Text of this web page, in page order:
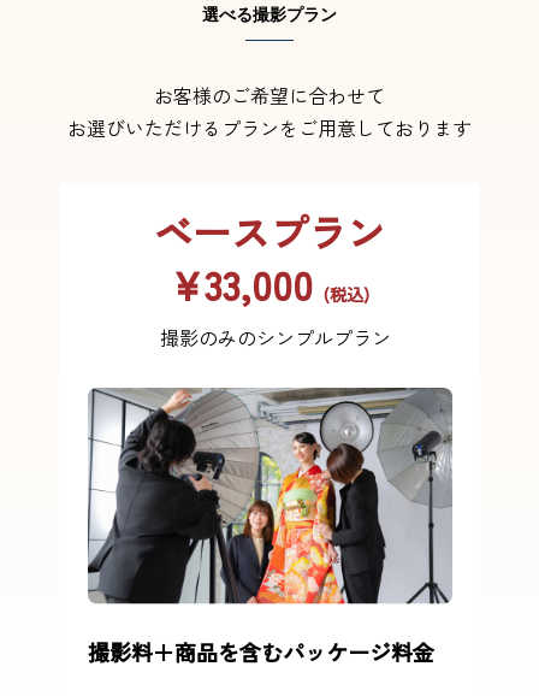
選べる撮影プラン
お客様のご希望に合わせて
お選びいただけるプランをご用意しております
ベースプラン
¥33,000 (税込)
撮影のみのシンプルプラン
撮影料＋商品を含むパッケージ料金